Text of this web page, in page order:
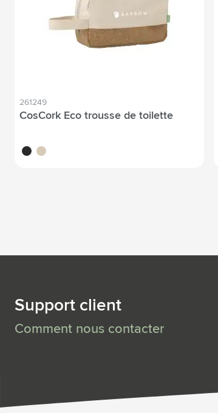
261249
CosCork Eco trousse de toilette
noir naturel
Support client
Comment nous contacter